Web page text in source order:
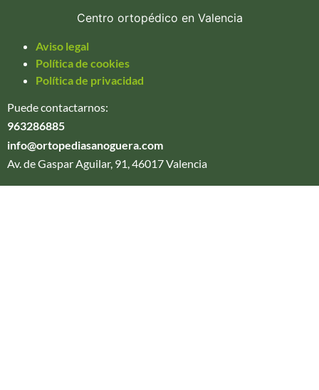
Centro ortopédico en Valencia
Aviso legal
Política de cookies
Política de privacidad
Puede contactarnos:
963286885
info@ortopediasanoguera.com
Av. de Gaspar Aguilar, 91, 46017 Valencia